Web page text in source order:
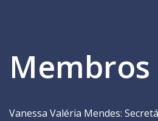
Membros
Vanessa Valéria Mendes: